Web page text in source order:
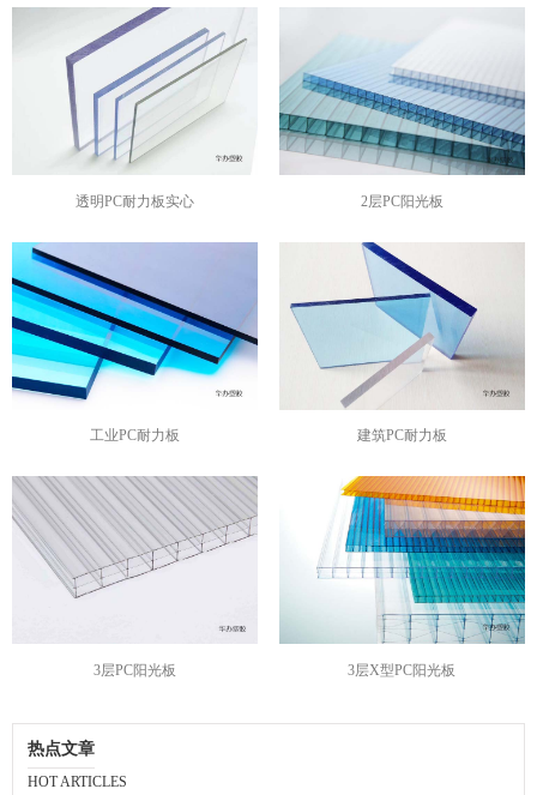
透明PC耐力板实心 2层PC阳光板
工业PC耐力板 建筑PC耐力板
3层PC阳光板 3层X型PC阳光板
热点文章
HOT ARTICLES